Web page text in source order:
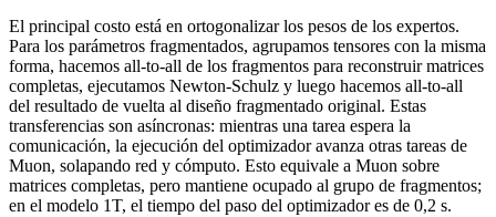
El principal costo está en ortogonalizar los pesos de los expertos.
Para los parámetros fragmentados, agrupamos tensores con la misma
forma, hacemos all-to-all de los fragmentos para reconstruir matrices
completas, ejecutamos Newton-Schulz y luego hacemos all-to-all
del resultado de vuelta al diseño fragmentado original. Estas
transferencias son asíncronas: mientras una tarea espera la
comunicación, la ejecución del optimizador avanza otras tareas de
Muon, solapando red y cómputo. Esto equivale a Muon sobre
matrices completas, pero mantiene ocupado al grupo de fragmentos;
en el modelo 1T, el tiempo del paso del optimizador es de 0,2 s.